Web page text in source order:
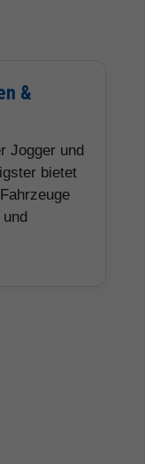
&
Jogger und
bietet